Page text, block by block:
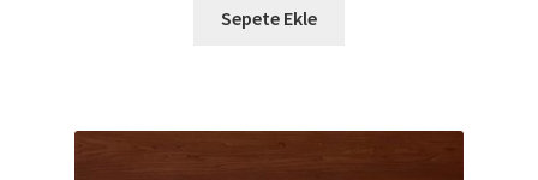
Sepete Ekle